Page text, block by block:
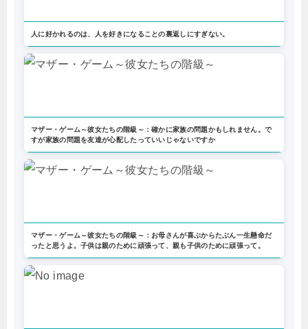
人に好かれるのは、人を好きになることの裏返しにすぎない。
マザー・ゲーム～彼女たちの階級～：確かに家族の問題かもしれません。で
すが家族の問題を友達が心配したっていいじゃないですか
マザー・ゲーム～彼女たちの階級～：お母さんが喜ぶからたぶん一生懸命だ
ったと思うよ。子供は親のために頑張って、親も子供のために頑張って。